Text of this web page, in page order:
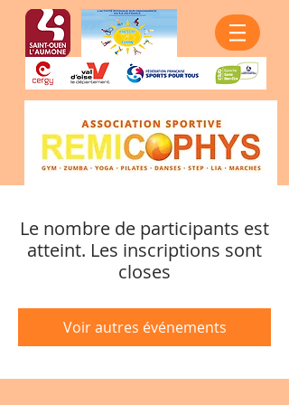
Le nombre de participants est
atteint. Les inscriptions sont
closes
Voir autres événements